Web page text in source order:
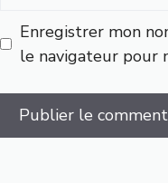
Enregistrer mon
le navigateur pour